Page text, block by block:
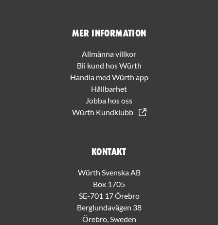
Mer information
Allmänna villkor
Bli kund hos Würth
Handla med Würth app
Hållbarhet
Jobba hos oss
Würth Kundklubb
Kontakt
Würth Svenska AB
Box 1705
SE-701 17 Örebro
Berglundavägen 38
Örebro, Sweden